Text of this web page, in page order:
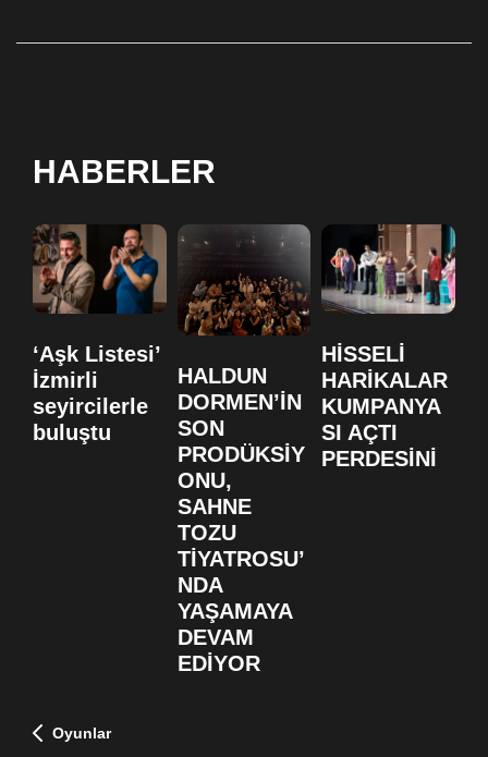
HABERLER
‘Aşk Listesi’
İzmirli
seyircilerle
buluştu
HALDUN
DORMEN’İN
SON
PRODÜKSİY
ONU,
SAHNE
TOZU
TİYATROSU’
NDA
YAŞAMAYA
DEVAM
EDİYOR
HİSSELİ
HARİKALAR
KUMPANYA
SI AÇTI
PERDESİNİ
Oyunlar